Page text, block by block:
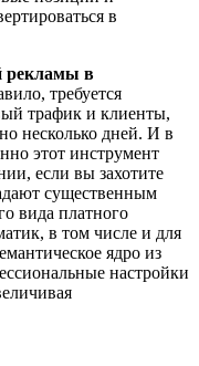
в
рекламы в
требуется
трафик и клиенты,
несколько дней. И в
этот инструмент
если вы захотите
существенным
вида платного
в том числе и для
ядро из
настройки